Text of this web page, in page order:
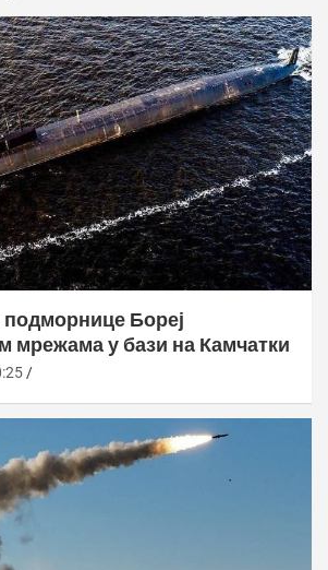
подморнице Бореј
мрежама у бази на Камчатки